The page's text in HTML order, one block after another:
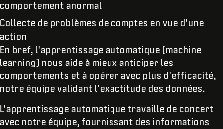
comportement anormal
Collecte de problèmes de comptes en vue d'une
action
En bref, l'apprentissage automatique (machine
learning) nous aide à mieux anticiper les
comportements et à opérer avec plus d'efficacité,
notre équipe validant l'exactitude des données.
L'apprentissage automatique travaille de concert
avec notre équipe, fournissant des informations